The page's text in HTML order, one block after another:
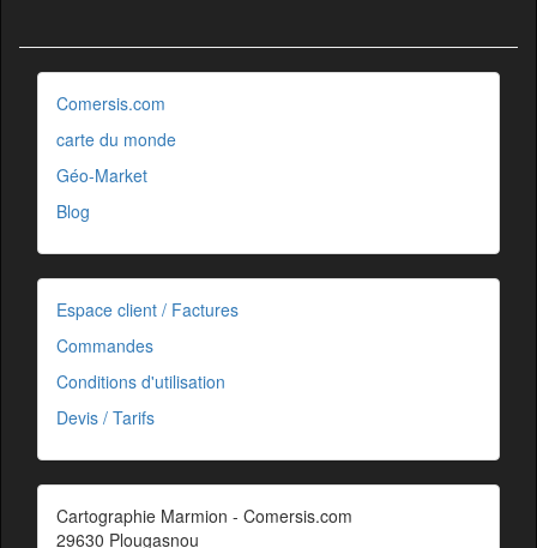
Comersis.com
carte du monde
Géo-Market
Blog
Espace client / Factures
Commandes
Conditions d'utilisation
Devis / Tarifs
Cartographie Marmion - Comersis.com
29630 Plougasnou